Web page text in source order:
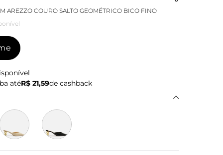
AREZZO COURO SALTO GEOMÉTRICO BICO FINO
atéR$ 21,59de cashback